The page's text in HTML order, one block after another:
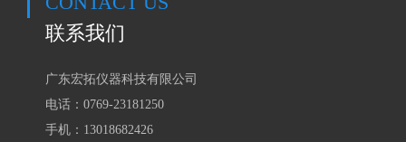
联系我们
广东宏拓仪器科技有限公司
电话：0769-23181250
手机： 13018682426